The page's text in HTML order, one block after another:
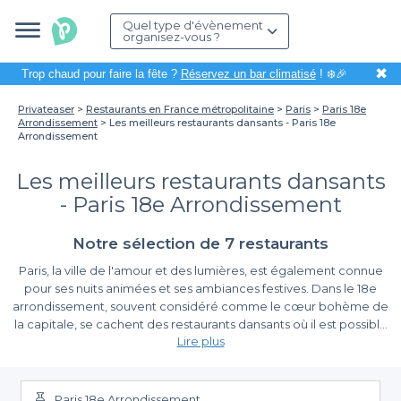
Quel type d'évènement
organisez-vous ?
Trop chaud pour faire la fête ? Réservez un bar climatisé! ❄️🎉 ✖
Privateaser Restaurants en France métropolitaine Paris
Paris 18e
Arrondissement
Les meilleurs restaurants dansants - Paris 18e
Arrondissement
Les meilleurs restaurants dansants
- Paris 18e Arrondissement
Notre sélection de 7 restaurants
Paris, la ville de l'amour et des lumières, est également connue
pour ses nuits animées et ses ambiances festives. Dans le 18e
arrondissement, souvent considéré comme le cœur bohème de
la capitale, se cachent des restaurants dansants où il est possible
de savourer des plats exquis tout en se laissant emporter par la
amis, d'une célébration spéciale ou d'une ambiance
romantique, ces établissements vous accueillent dans un cadre
Une diversité d'offres à portée de main
Lire plus